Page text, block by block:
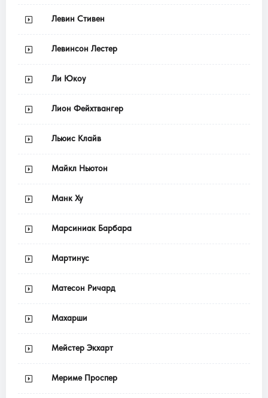
Левин Стивен
Левинсон Лестер
Ли Юкоу
Лион Фейхтвангер
Льюис Клайв
Майкл Ньютон
Манк Ху
Марсиниак Барбара
Мартинус
Матесон Ричард
Махарши
Мейстер Экхарт
Мериме Проспер